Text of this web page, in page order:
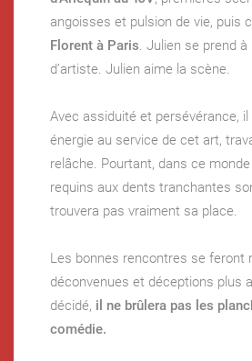
angoisses et pulsion de vie, puis
Florent à Paris. Julien se prend à
d’artiste. Julien aime la scène.
Avec assiduité et persévérance,
énergie au service de cet art,
relâche. Pourtant, dans ce
requins aux dents tranchantes
trouvera pas vraiment sa place.
Les bonnes rencontres se feront
déconvenues et déceptions plus
décidé, il ne brûlera pas les
comédie.